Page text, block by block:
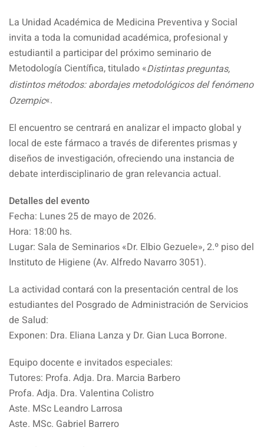
La Unidad Académica de Medicina Preventiva y Social
invita a toda la comunidad académica, profesional y
estudiantil a participar del próximo seminario de
Metodología Científica, titulado «Distintas preguntas,
distintos métodos: abordajes metodológicos del fenómeno
Ozempic«.
El encuentro se centrará en analizar el impacto global y
local de este fármaco a través de diferentes prismas y
diseños de investigación, ofreciendo una instancia de
debate interdisciplinario de gran relevancia actual.
Detalles del evento
Fecha: Lunes 25 de mayo de 2026.
Hora: 18:00 hs.
Lugar: Sala de Seminarios «Dr. Elbio Gezuele», 2.º piso del
Instituto de Higiene (Av. Alfredo Navarro 3051).
La actividad contará con la presentación central de los
estudiantes del Posgrado de Administración de Servicios
de Salud:
Exponen: Dra. Eliana Lanza y Dr. Gian Luca Borrone.
Equipo docente e invitados especiales:
Tutores: Profa. Adja. Dra. Marcia Barbero
Profa. Adja. Dra. Valentina Colistro
Aste. MSc Leandro Larrosa
Aste. MSc. Gabriel Barrero